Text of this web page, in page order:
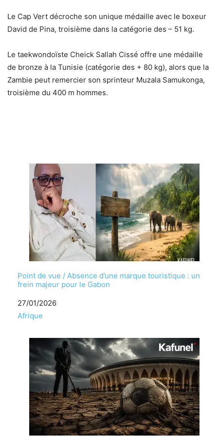
Le Cap Vert décroche son unique médaille avec le boxeur
David de Pina, troisième dans la catégorie des – 51 kg.
Le taekwondoïste Cheick Sallah Cissé offre une médaille
de bronze à la Tunisie (catégorie des + 80 kg), alors que la
Zambie peut remercier son sprinteur Muzala Samukonga,
troisième du 400 m hommes.
Point de vue / Absence d’une marque touristique : un
frein majeur pour le Gabon
Date
27/01/2026
Par rapport à
Afrique